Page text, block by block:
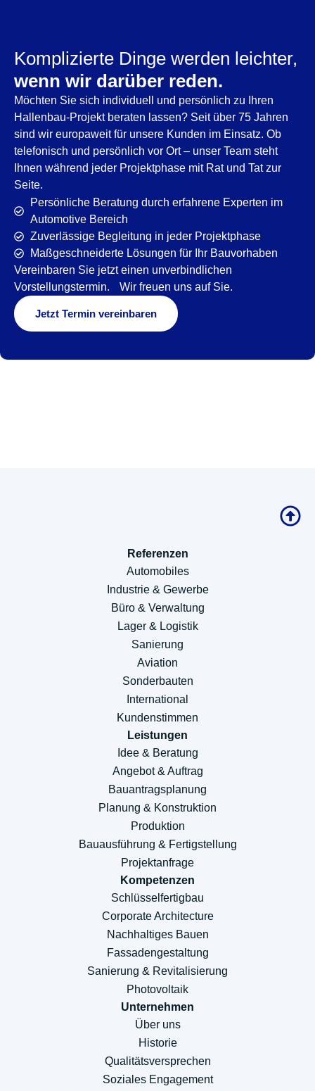
Komplizierte Dinge werden leichter,
wenn wir darüber reden.
Möchten Sie sich individuell und persönlich zu Ihren
Hallenbau-Projekt beraten lassen? Seit über 75 Jahren
sind wir europaweit für unsere Kunden im Einsatz. Ob
telefonisch und persönlich vor Ort – unser Team steht
Ihnen während jeder Projektphase mit Rat und Tat zur
Seite.
Persönliche Beratung durch erfahrene Experten im
Automotive Bereich
Zuverlässige Begleitung in jeder Projektphase
Maßgeschneiderte Lösungen für Ihr Bauvorhaben
Vereinbaren Sie jetzt einen unverbindlichen
Vorstellungstermin. Wir freuen uns auf Sie.
Jetzt Termin vereinbaren
Referenzen
Automobiles
Industrie & Gewerbe
Büro & Verwaltung
Lager & Logistik
Sanierung
Aviation
Sonderbauten
International
Kundenstimmen
Leistungen
Idee & Beratung
Angebot & Auftrag
Bauantragsplanung
Planung & Konstruktion
Produktion
Bauausführung & Fertigstellung
Projektanfrage
Kompetenzen
Schlüsselfertigbau
Corporate Architecture
Nachhaltiges Bauen
Fassadengestaltung
Sanierung & Revitalisierung
Photovoltaik
Unternehmen
Über uns
Historie
Qualitätsversprechen
Soziales Engagement